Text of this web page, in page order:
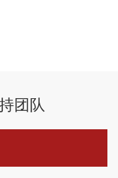
团队